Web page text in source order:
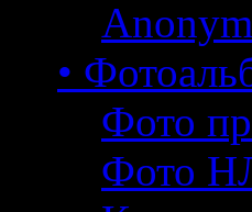
•
Фото
Фото